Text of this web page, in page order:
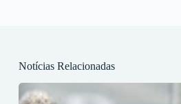
Notícias Relacionadas